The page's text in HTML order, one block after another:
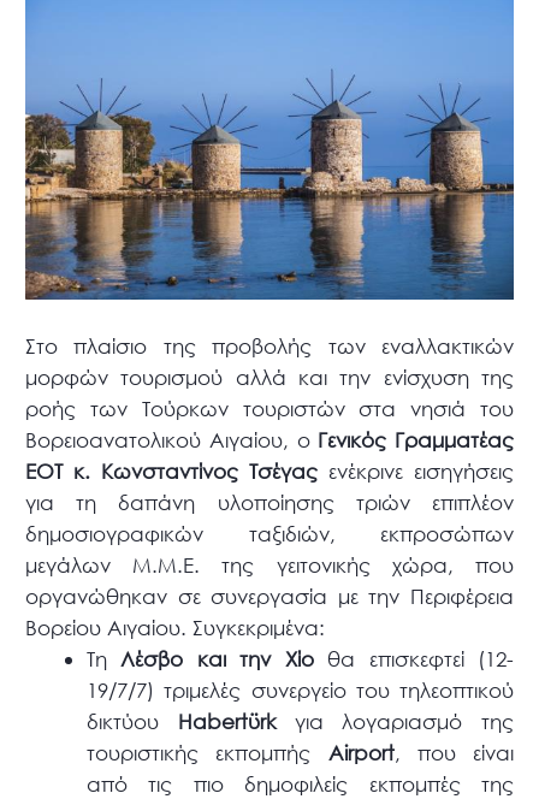
Στο πλαίσιο της προβολής των εναλλακτικών
μορφών τουρισμού αλλά και την ενίσχυση της
ροής των Τούρκων τουριστών στα νησιά του
Βορειοανατολικού Αιγαίου, ο Γενικός Γραμματέας
ΕΟΤ κ. Κωνσταντίνος Τσέγας ενέκρινε εισηγήσεις
για τη δαπάνη υλοποίησης τριών επιπλέον
δημοσιογραφικών ταξιδιών, εκπροσώπων
μεγάλων Μ.Μ.Ε. της γειτονικής χώρα, που
οργανώθηκαν σε συνεργασία με την Περιφέρεια
Βορείου Αιγαίου. Συγκεκριμένα:
Τη Λέσβο και την Χίοθα επισκεφτεί (12-
19/7/7) τριμελές συνεργείο του τηλεοπτικού
δικτύου Habertϋrkγια λογαριασμό της
τουριστικής εκπομπής Airport, που είναι
από τις πιο δημοφιλείς εκπομπές της